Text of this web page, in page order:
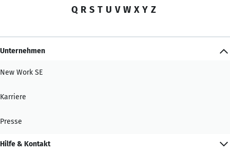
Q R S T U V W X Y Z
Unternehmen
New Work SE
Karriere
Presse
Hilfe & Kontakt